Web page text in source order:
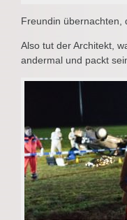
Freundin übernachten,
Also tut der Architekt,
andermal und packt